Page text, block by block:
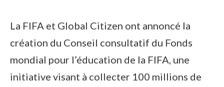
La FIFA et Global Citizen ont annoncé la
création du Conseil consultatif du Fonds
mondial pour l’éducation de la FIFA, une
initiative visant à collecter 100 millions de